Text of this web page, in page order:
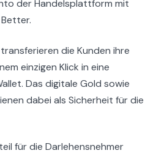
der Handelsplattform mit
die Kunden ihre
einzigen Klick in eine
Das digitale Gold sowie
dabei als Sicherheit für die
für die Darlehensnehmer